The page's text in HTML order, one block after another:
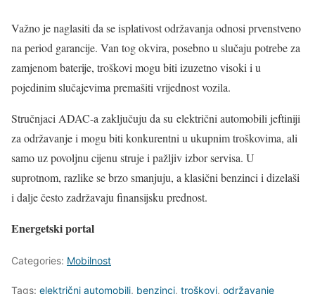
Važno je naglasiti da se isplativost održavanja odnosi prvenstveno
na period garancije. Van tog okvira, posebno u slučaju potrebe za
zamjenom baterije, troškovi mogu biti izuzetno visoki i u
pojedinim slučajevima premašiti vrijednost vozila.
Stručnjaci ADAC-a zaključuju da su električni automobili jeftiniji
za održavanje i mogu biti konkurentni u ukupnim troškovima, ali
samo uz povoljnu cijenu struje i pažljiv izbor servisa. U
suprotnom, razlike se brzo smanjuju, a klasični benzinci i dizelaši
i dalje često zadržavaju finansijsku prednost.
Energetski portal
Categories: Mobilnost
Tags: električni automobili, benzinci, troškovi, održavanje